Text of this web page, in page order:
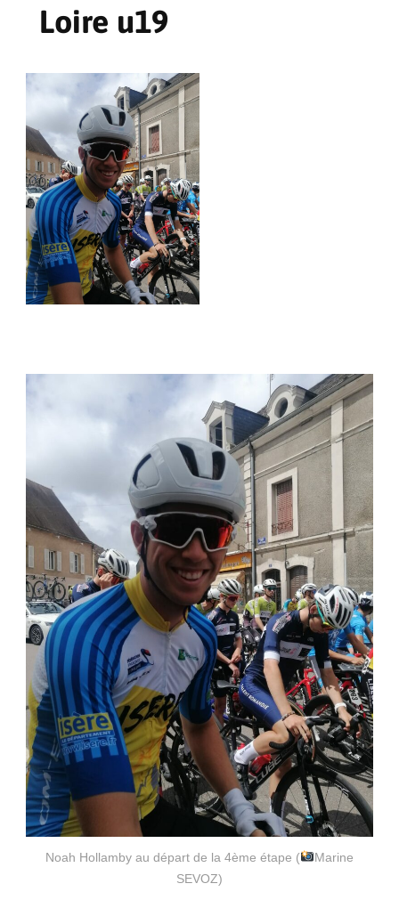
Loire u19
Noah Hollamby au départ de la 4ème étape (
Marine
SEVOZ)